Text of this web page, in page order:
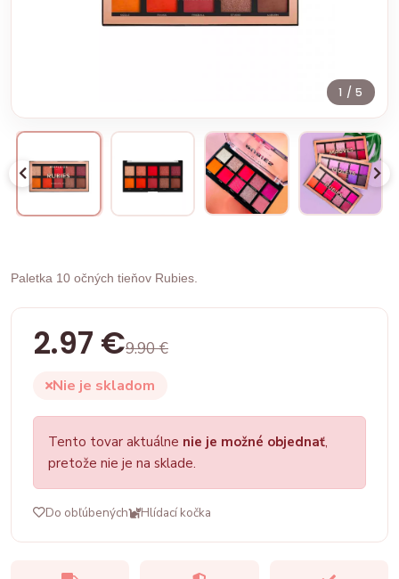
1 / 5
Paletka 10 očných tieňov Rubies.
2.97 €9.90 €
Nie je skladom
Tento tovar aktuálne nie je možné objednať,
pretože nie je na sklade.
Do obľúbených Hlídací kočka